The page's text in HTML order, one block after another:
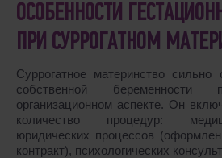
ОСОБЕННОСТИ
ПРИ СУРРОГАТНОМ
Суррогатное материнство
собственной
организационном аспекте. Он
количество процедур:
юридических процессов
контракт), психологических